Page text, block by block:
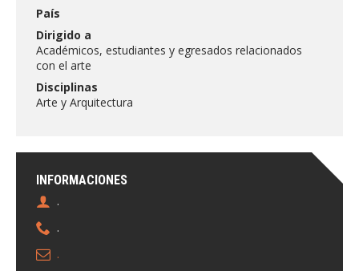
INFORMACIONES
.
.
.
País
Dirigido a
Académicos, estudiantes y egresados relacionados
con el arte
Disciplinas
Arte y Arquitectura